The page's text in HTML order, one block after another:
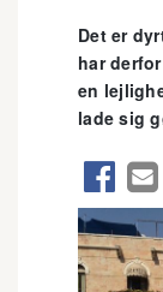
Det er
har
en
lade sig
 